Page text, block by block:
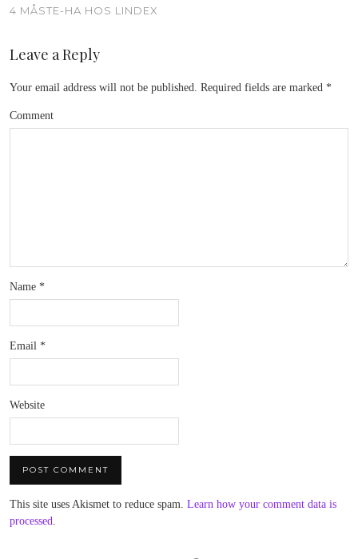
4 MÅSTE-HA HOS LINDEX
Leave a Reply
Your email address will not be published. Required fields are marked *
Comment
Name *
Email *
Website
This site uses Akismet to reduce spam. Learn how your comment data is
processed.